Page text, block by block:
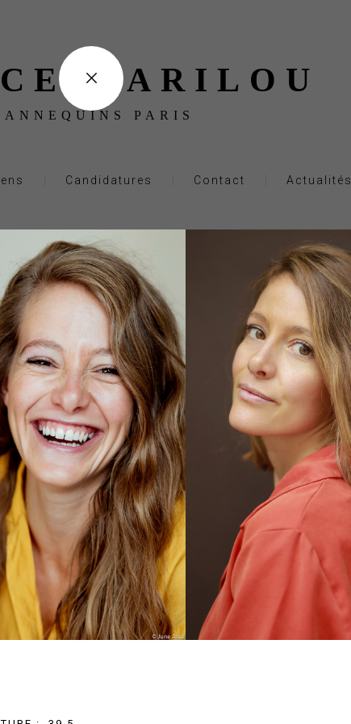
MARILOU
PARIS
Candidatures Contact Actualités